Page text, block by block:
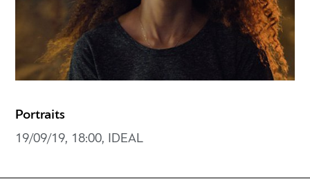
Portraits
19/09/19, 18:00, IDEAL